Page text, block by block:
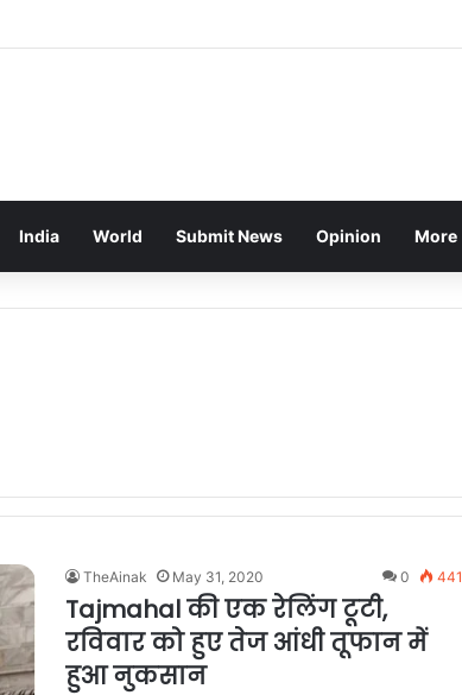
India World Submit News Opinion More
TheAinak May 31, 2020 0 441
Tajmahal की एक रेलिंग टूटी,
रविवार को हुए तेज आंधी तूफान में
हुआ नुकसान